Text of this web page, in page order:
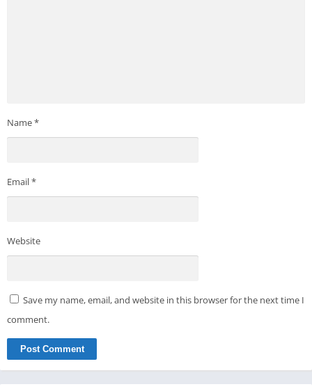
Name*
Email*
Website
Save my name, email, and website in this browser for the next time I
comment.